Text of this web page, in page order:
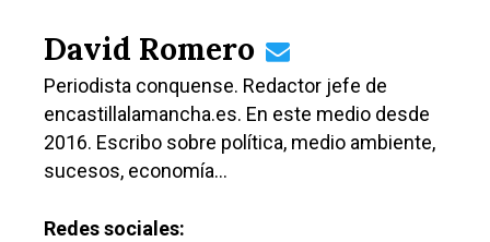
David Romero
Periodista conquense. Redactor jefe de
encastillalamancha.es. En este medio desde
2016. Escribo sobre política, medio ambiente,
sucesos, economía…
Redes sociales:
Planeta Rural
Especiales
Política